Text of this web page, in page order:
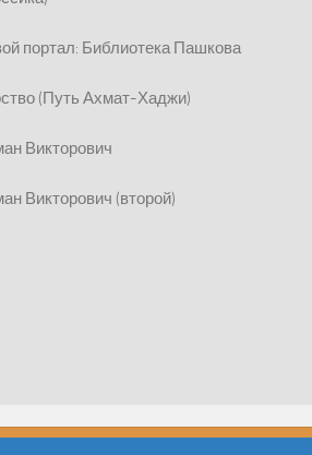
портал: Библиотека Пашкова
(Путь Ахмат-Хаджи)
Викторович
Викторович (второй)